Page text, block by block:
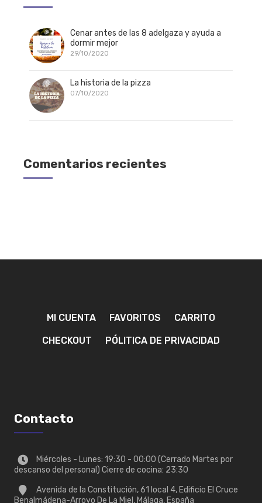
Cenar antes de las 8 adelgaza y ayuda a
dormir mejor
29/10/2020
La historia de la pizza
07/10/2020
Comentarios recientes
MI CUENTA FAVORITOS CARRITO
CHECKOUT PÓLITICA DE PRIVACIDAD
Contacto
Miércoles - Lunes: 19:30 - 00:00 (Cerrado Martes por
descanso del personal) Cierre de cocina: 23:30
Avenida de la Constitución, 61 local 4, Edificio El Cruce
Benalmádena-Arroyo De La Miel, Málaga, España